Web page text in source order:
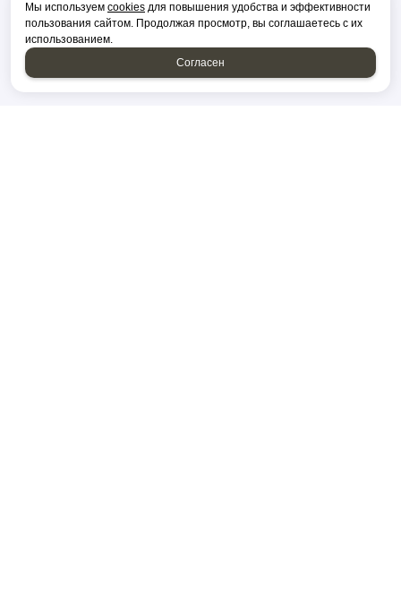
Мы используем cookies для повышения удобства и эффективности
пользования сайтом. Продолжая просмотр, вы соглашаетесь с их
использованием.
Согласен